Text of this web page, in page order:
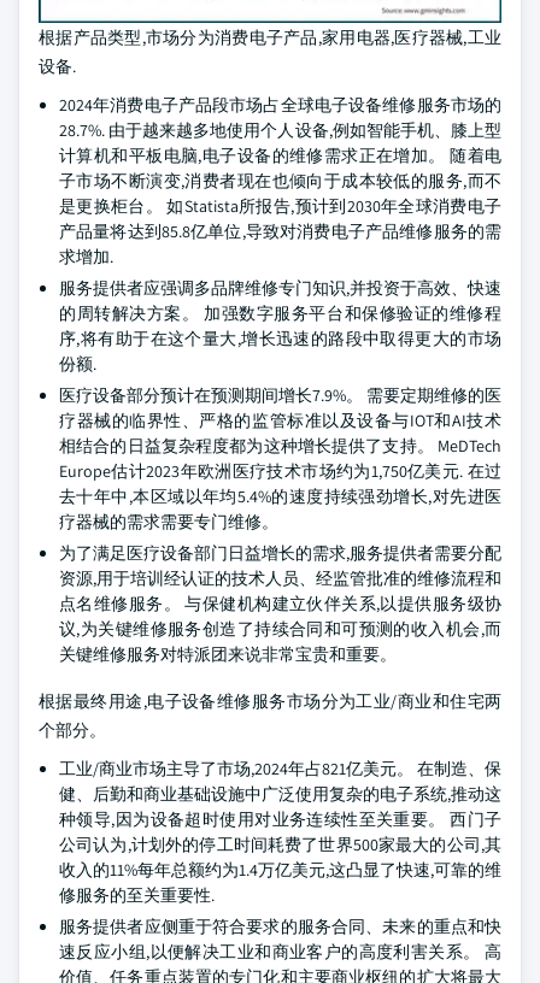
根据产品类型,市场分为消费电子产品,家用电器,医疗器械,工业
设备.
2024年消费电子产品段市场占全球电子设备维修服务市场的
28.7%. 由于越来越多地使用个人设备,例如智能手机、膝上型
计算机和平板电脑,电子设备的维修需求正在增加。 随着电
子市场不断演变,消费者现在也倾向于成本较低的服务,而不
是更换柜台。 如Statista所报告,预计到2030年全球消费电子
产品量将达到85.8亿单位,导致对消费电子产品维修服务的需
求增加.
服务提供者应强调多品牌维修专门知识,并投资于高效、快速
的周转解决方案。 加强数字服务平台和保修验证的维修程
序,将有助于在这个量大,增长迅速的路段中取得更大的市场
份额.
医疗设备部分预计在预测期间增长7.9%。 需要定期维修的医
疗器械的临界性、严格的监管标准以及设备与IOT和AI技术
相结合的日益复杂程度都为这种增长提供了支持。 MeDTech
Europe估计2023年欧洲医疗技术市场约为1,750亿美元. 在过
去十年中,本区域以年均5.4%的速度持续强劲增长,对先进医
疗器械的需求需要专门维修。
为了满足医疗设备部门日益增长的需求,服务提供者需要分配
资源,用于培训经认证的技术人员、经监管批准的维修流程和
点名维修服务。 与保健机构建立伙伴关系,以提供服务级协
议,为关键维修服务创造了持续合同和可预测的收入机会,而
关键维修服务对特派团来说非常宝贵和重要。
根据最终用途,电子设备维修服务市场分为工业/商业和住宅两
个部分。
工业/商业市场主导了市场,2024年占821亿美元。 在制造、保
健、后勤和商业基础设施中广泛使用复杂的电子系统,推动这
种领导,因为设备超时使用对业务连续性至关重要。 西门子
公司认为,计划外的停工时间耗费了世界500家最大的公司,其
收入的11%每年总额约为1.4万亿美元,这凸显了快速,可靠的维
修服务的至关重要性.
服务提供者应侧重于符合要求的服务合同、未来的重点和快
速反应小组,以便解决工业和商业客户的高度利害关系。 高
价值、任务重点装置的专门化和主要商业枢纽的扩大将最大